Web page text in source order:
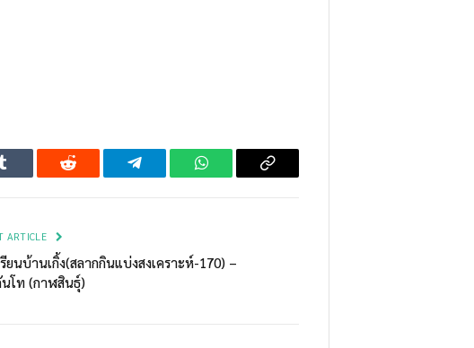
Tumblr Reddit Telegram WhatsAppCopy
ARTICLE
รียนบ้านเกิ้ง(สลากกินแบ่งสงเคราะห์-170) –
โท (กาฬสินธุ์)